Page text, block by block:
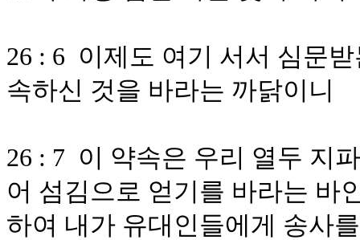
26 : 6 이제도 여기 서서 심문
속하신 것을 바라는 까닭이니
26 : 7 이 약속은 우리 열두 지
어 섬김으로 얻기를 바라는 바
하여 내가 유대인들에게 송사